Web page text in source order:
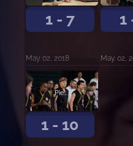
1 - 7
May. 02, 2018
1
May. 02,
1 - 10
Piedad